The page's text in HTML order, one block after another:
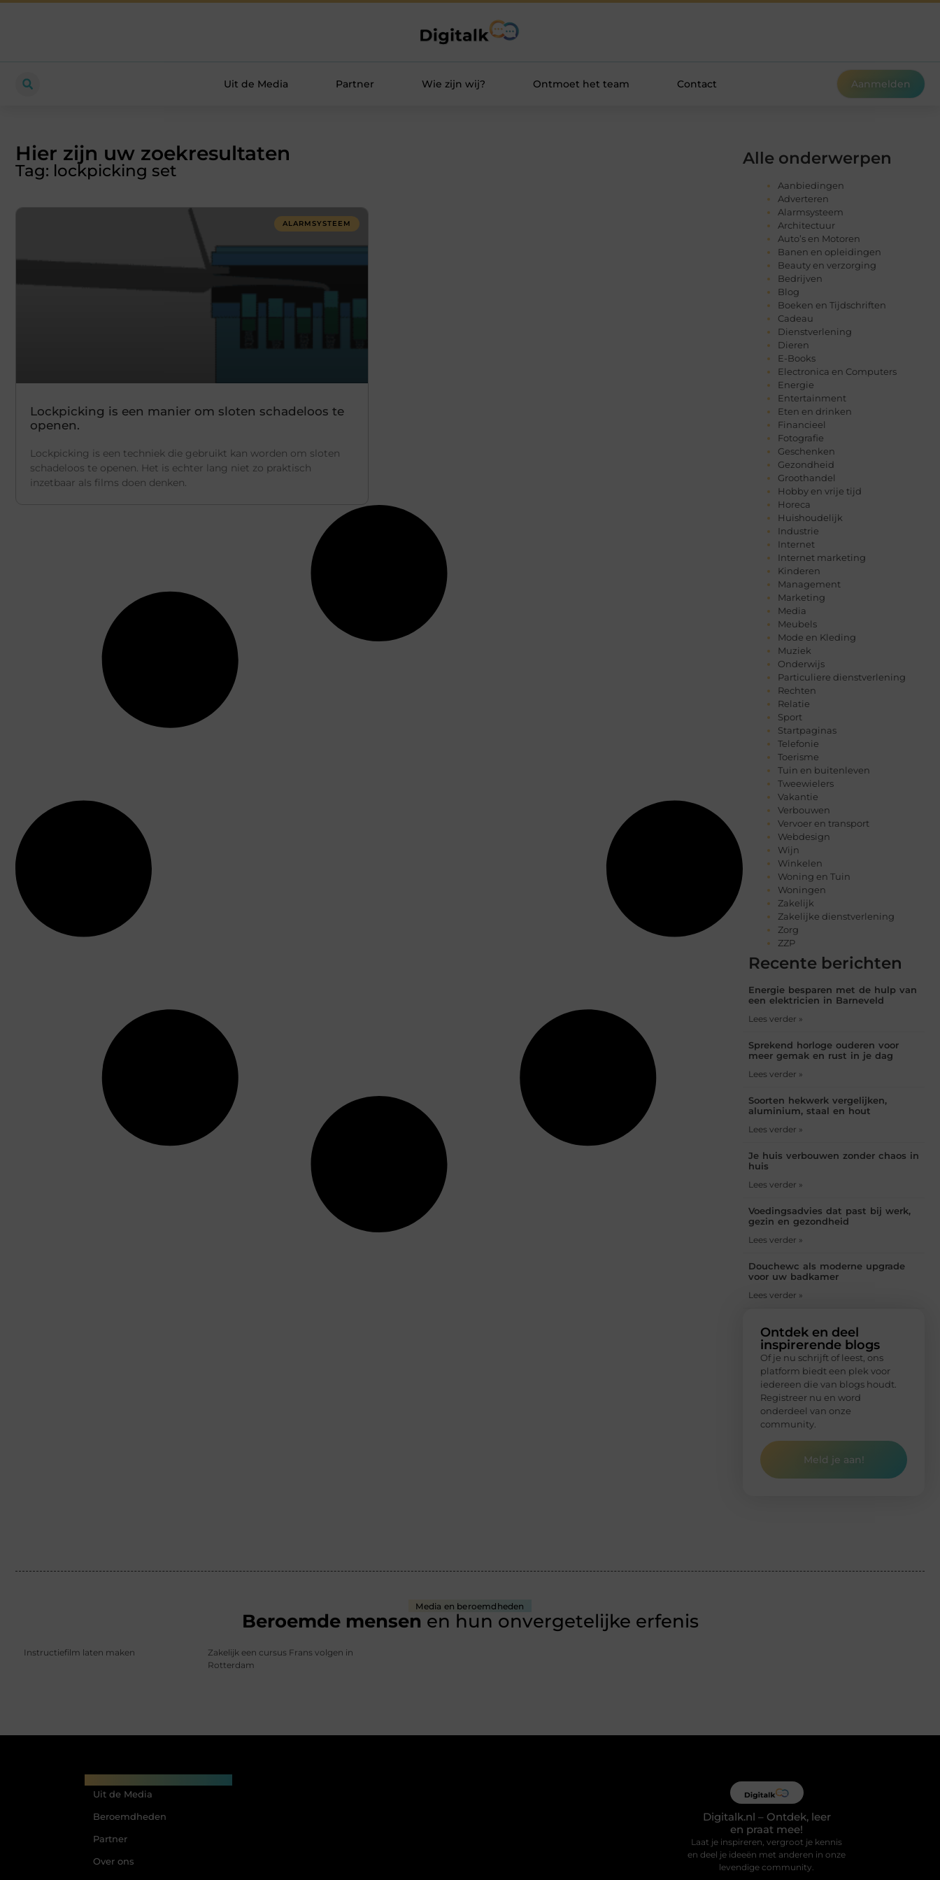
Uit de Media Partner Wie zijn wij? Ontmoet het team Contact Aanmelden
Hier zijn uw zoekresultaten
Tag: lockpicking set
ALARMSYSTEEM
Lockpicking is een manier om sloten schadeloos te
openen.
Lockpicking is een techniek die gebruikt kan worden om sloten
schadeloos te openen. Het is echter lang niet zo praktisch
inzetbaar als films doen denken.
Alle onderwerpen
Aanbiedingen
Adverteren
Alarmsysteem
Architectuur
Auto’s en Motoren
Banen en opleidingen
Beauty en verzorging
Bedrijven
Blog
Boeken en Tijdschriften
Cadeau
Dienstverlening
Dieren
E-Books
Electronica en Computers
Energie
Entertainment
Eten en drinken
Financieel
Fotografie
Geschenken
Gezondheid
Groothandel
Hobby en vrije tijd
Horeca
Huishoudelijk
Industrie
Internet
Internet marketing
Kinderen
Management
Marketing
Media
Meubels
Mode en Kleding
Muziek
Onderwijs
Particuliere dienstverlening
Rechten
Relatie
Sport
Startpaginas
Telefonie
Toerisme
Tuin en buitenleven
Tweewielers
Vakantie
Verbouwen
Vervoer en transport
Webdesign
Wijn
Winkelen
Woning en Tuin
Woningen
Zakelijk
Zakelijke dienstverlening
Zorg
ZZP
Recente berichten
Energie besparen met de hulp van
een elektricien in Barneveld
Lees verder »
Sprekend horloge ouderen voor
meer gemak en rust in je dag
Lees verder »
Soorten hekwerk vergelijken,
aluminium, staal en hout
Lees verder »
Je huis verbouwen zonder chaos in
huis
Lees verder »
Voedingsadvies dat past bij werk,
gezin en gezondheid
Lees verder »
Douchewc als moderne upgrade
voor uw badkamer
Lees verder »
Ontdek en deel
inspirerende blogs
Of je nu schrijft of leest, ons
platform biedt een plek voor
iedereen die van blogs houdt.
Registreer nu en word
onderdeel van onze
community.
Meld je aan!
Media en beroemdheden
Beroemde mensen en hun onvergetelijke erfenis
Instructiefilm laten maken
Zakelijk een cursus Frans volgen in
Rotterdam
Uit de Media
Beroemdheden
Partner
Over ons
Digitalk.nl – Ontdek, leer
en praat mee!
Laat je inspireren, vergroot je kennis
en deel je ideeën met anderen in onze
levendige community.